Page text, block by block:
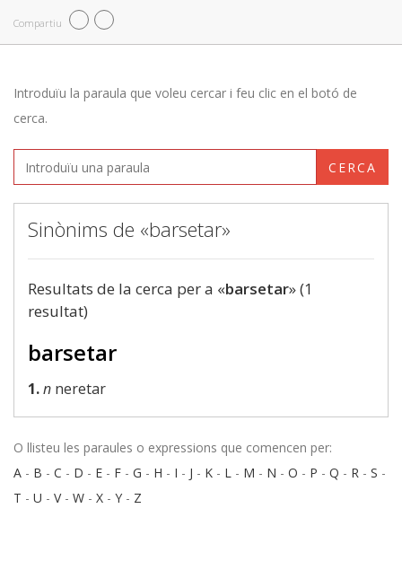
Compartiu
Introduïu la paraula que voleu cercar i feu clic en el botó de
cerca.
CERCA
Sinònims de «barsetar»
Resultats de la cerca per a «barsetar» (1
resultat)
barsetar
1.n neretar
O llisteu les paraules o expressions que comencen per:
A - B - C - D - E - F - G - H - I - J - K - L - M - N - O - P - Q - R - S -
T - U - V- W - X - Y - Z